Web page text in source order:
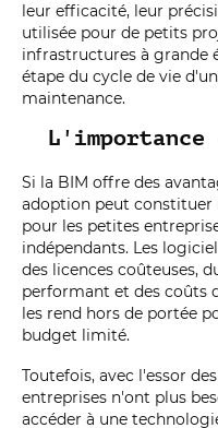
leur efficacité, leur
utilisée pour de petits
infrastructures à grande
étape du cycle de vie
maintenance.
Si la BIM offre des
adoption peut constituer
pour les petites
indépendants. Les
des licences coûteuses,
performant et des coûts
les rend hors de portée
budget limité.
Toutefois, avec l'essor
entreprises n'ont plus
accéder à une